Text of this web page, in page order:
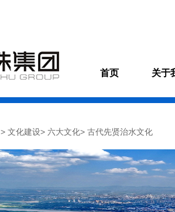
首页 关于
> 文化建设> 六大文化> 古代先贤治水文化